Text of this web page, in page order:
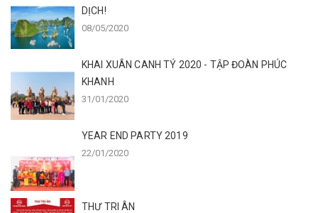
DỊCH!
08/05/2020
KHAI XUÂN CANH TÝ 2020 - TẬP ĐOÀN PHÚC
KHANH
31/01/2020
YEAR END PARTY 2019
22/01/2020
THƯ TRI ÂN